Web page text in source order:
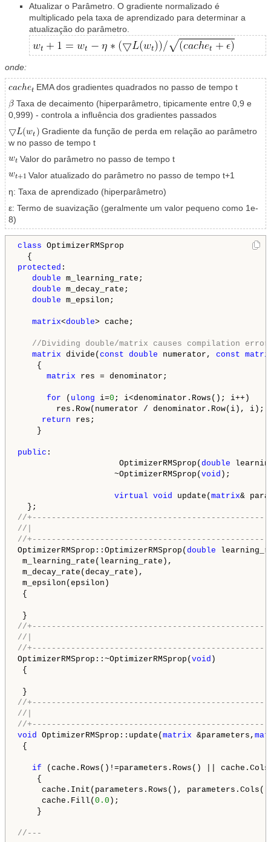
Atualizar o Parâmetro. O gradiente normalizado é
multiplicado pela taxa de aprendizado para determinar a
atualização do parâmetro.
onde:
EMA dos gradientes quadrados no passo de tempo t
Taxa de decaimento (hiperparâmetro, tipicamente entre 0,9 e
0,999) - controla a influência dos gradientes passados
Gradiente da função de perda em relação ao parâmetro
w no passo de tempo t
Valor do parâmetro no passo de tempo t
Valor atualizado do parâmetro no passo de tempo t+1
η: Taxa de aprendizado (hiperparâmetro)
ε: Termo de suavização (geralmente um valor pequeno como 1e-
8)
class OptimizerRMSprop
protected :
double m_learning_rate;
double m_decay_rate;
double m_epsilon;
matrix<double> cache;
//Dividing double/matrix causes compilation
matrix divide(const double numerator, const
{
matrix res = denominator;
for ( ulong i=0 ; i<denominator.Rows(); i++)
res.Row(numerator / denominator.Row(i), i);
return res;
}
public :
OptimizerRMSprop(double
~OptimizerRMSprop(void );
virtual void update(matrix&
//
//|
//
OptimizerRMSprop::OptimizerRMSprop(double
m_learning_rate(learning_rate),
m_decay_rate(decay_rate),
m_epsilon(epsilon)
{
//
//|
//
OptimizerRMSprop::~OptimizerRMSprop(void )
{
//
//|
//
void
OptimizerRMSprop::update(matrix &parameters,
{
if (cache.Rows()!=parameters.Rows() ||
{
cache.Init(parameters.Rows(),
cache.Fill(0.0 );
}
//---